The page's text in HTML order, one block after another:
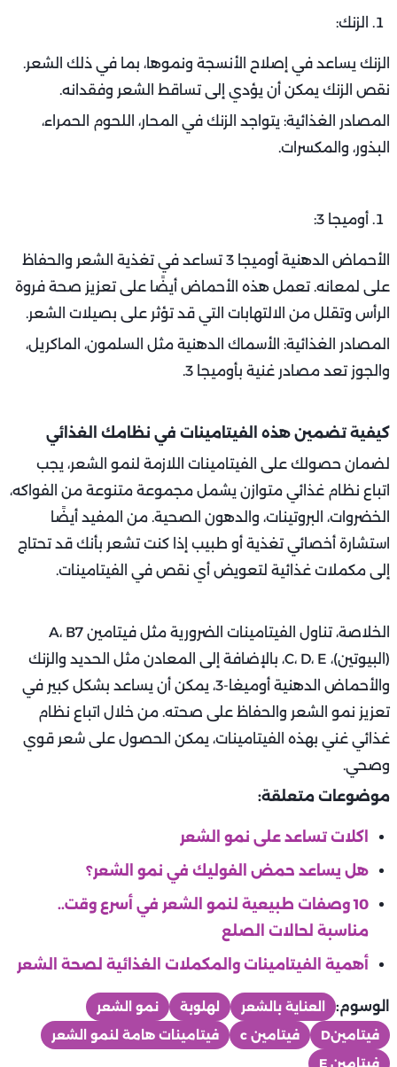
الزنك:
الزنك يساعد في إصلاح الأنسجة ونموها، بما في ذلك الشعر.
نقص الزنك يمكن أن يؤدي إلى تساقط الشعر وفقدانه.
المصادر الغذائية: يتواجد الزنك في المحار، اللحوم الحمراء،
البذور، والمكسرات.
أوميجا 3:
الأحماض الدهنية أوميجا 3 تساعد في تغذية الشعر والحفاظ
على لمعانه. تعمل هذه الأحماض أيضًا على تعزيز صحة فروة
الرأس وتقلل من الالتهابات التي قد تؤثر على بصيلات الشعر.
المصادر الغذائية: الأسماك الدهنية مثل السلمون، الماكريل،
والجوز تعد مصادر غنية بأوميجا 3.
كيفية تضمين هذه الفيتامينات في نظامك الغذائي
لضمان حصولك على الفيتامينات اللازمة لنمو الشعر، يجب
اتباع نظام غذائي متوازن يشمل مجموعة متنوعة من الفواكه،
الخضروات، البروتينات، والدهون الصحية. من المفيد أيضًا
استشارة أخصائي تغذية أو طبيب إذا كنت تشعر بأنك قد تحتاج
إلى مكملات غذائية لتعويض أي نقص في الفيتامينات.
الخلاصة، تناول الفيتامينات الضرورية مثل فيتامين A، B7
(البيوتين)، C، D، E، بالإضافة إلى المعادن مثل الحديد والزنك
والأحماض الدهنية أوميغا-3، يمكن أن يساعد بشكل كبير في
تعزيز نمو الشعر والحفاظ على صحته. من خلال اتباع نظام
غذائي غني بهذه الفيتامينات، يمكن الحصول على شعر قوي
وصحي.
موضوعات متعلقة:
اكلات تساعد على نمو الشعر
هل يساعد حمض الفوليك في نمو الشعر؟
10 وصفات طبيعية لنمو الشعر في أسرع وقت..
مناسبة لحالات الصلع
أهمية الفيتامينات والمكملات الغذائية لصحة الشعر
الوسوم: العناية بالشعر لهلوبة
نمو الشعر
فيتامينD
فيتامين c
فيتامينات هامة لنمو الشعر
فيتامين E